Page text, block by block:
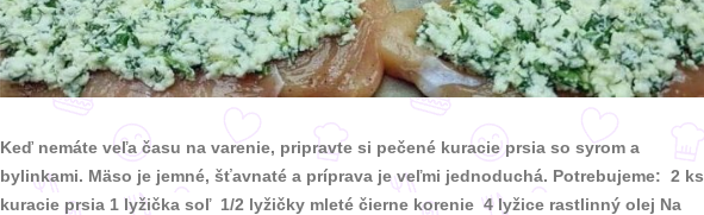
Keď nemáte veľa času na varenie, pripravte si pečené kuracie prsia so syrom a
bylinkami. Mäso je jemné, šťavnaté a príprava je veľmi jednoduchá. Potrebujeme: 2 ks
kuracie prsia 1 lyžička soľ 1/2 lyžičky mleté čierne korenie 4 lyžice rastlinný olej Na